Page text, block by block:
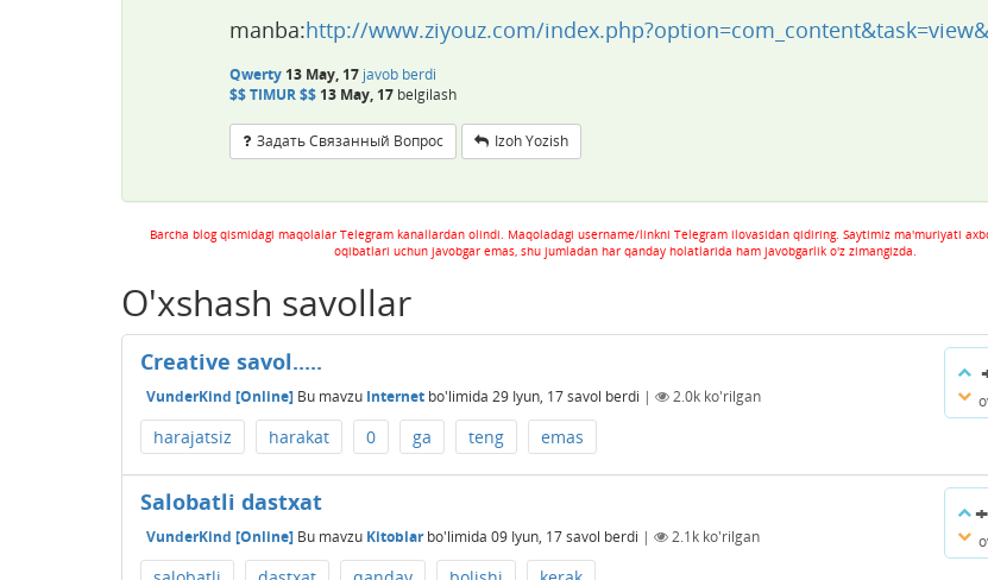
manba:http://www.ziyouz.com/
Qwerty 13 May, 17 javob berdi
$$ TIMUR $$ 13 May, 17 belgilash
Задать Связанный Вопрос Izoh Yozish
Barcha blog qismidagi maqolalar Telegram kanallardan olindi. Maqoladagi username/linkni Telegram ilovasidan qidiring. Saytimiz ma'muriyati
oqibatlari uchun javobgar emas, shu jumladan har qanday holatlarida ham javobgarlik o'z zimangizda.
O'xshash savollar
Creative savol.....
VunderKind [Online] Bu mavzu Internet bo'limida 29 Iyun, 17savol berdi | 2.0k ko'rilgan
harajatsiz harakat 0 ga teng emas
Salobatli dastxat
VunderKind [Online] Bu mavzu Kitoblarbo'limida 09 Iyun, 17savol berdi | 2.1k ko'rilgan